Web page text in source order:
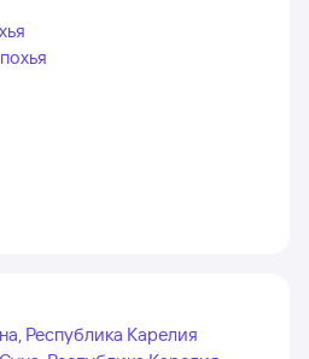
Республика Карелия